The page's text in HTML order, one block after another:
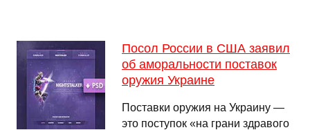
Посол России в США заявил
об аморальности поставок
оружия Украине
Поставки оружия на Украину —
это поступок «на грани здравого